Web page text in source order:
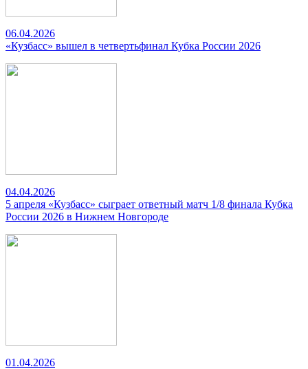
06.04.2026
«Кузбасс» вышел в четвертьфинал Кубка России 2026
04.04.2026
5 апреля «Кузбасс» сыграет ответный матч 1/8 финала Кубка
России 2026 в Нижнем Новгороде
01.04.2026